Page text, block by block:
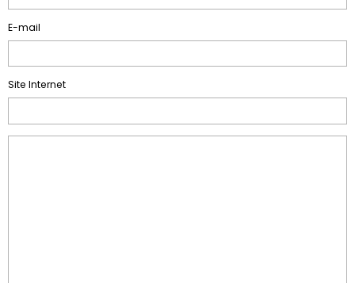
E-mail
Site Internet